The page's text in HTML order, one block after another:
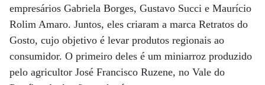
empresários Gabriela Borges, Gustavo Succi e Maurício
Rolim Amaro. Juntos, eles criaram a marca Retratos do
Gosto, cujo objetivo é levar produtos regionais ao
consumidor. O primeiro deles é um miniarroz produzido
pelo agricultor José Francisco Ruzene, no Vale do